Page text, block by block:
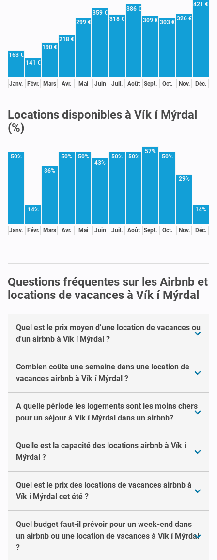
163 €
Janv.
141 €
Févr.
190 €
Mars
218 €
Avr.
299 €
Mai
359 €
Juin
318 €
Juil.
386 €
Août
309 €
Sept.
303 €
Oct.
326 €
Nov.
421 €
Déc.
Locations disponibles à Vík í Mýrdal
(%)
50%
Janv.
14%
Févr.
36%
Mars
50%
Avr.
50%
Mai
43%
Juin
50%
Juil.
50%
Août
57%
Sept.
50%
Oct.
29%
Nov.
14%
Déc.
Questions fréquentes sur les Airbnb et
locations de vacances à Vík í Mýrdal
Quel est le prix moyen d’une location de vacances ou
d'un airbnb à Vík í Mýrdal ?
Combien coûte une semaine dans une location de
vacances airbnb à Vík í Mýrdal ?
À quelle période les logements sont les moins chers
pour un séjour à Vík í Mýrdal dans un airbnb?
Quelle est la capacité des locations airbnb à Vík í
Mýrdal ?
Quel est le prix des locations de vacances airbnb à
Vík í Mýrdal cet été ?
Quel budget faut-il prévoir pour un week-end dans
un airbnb ou une location de vacances à Vík í Mýrdal
?